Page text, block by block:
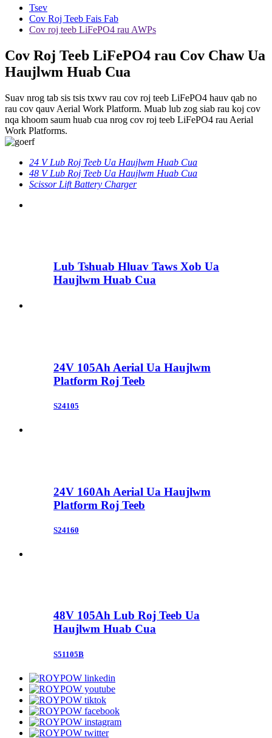
Tsev
Cov Roj Teeb Fais Fab
Cov roj teeb LiFePO4 rau AWPs
Cov Roj Teeb LiFePO4 rau Cov Chaw Ua
Haujlwm Huab Cua
Suav nrog tab sis tsis txwv rau cov roj teeb LiFePO4 hauv qab no
rau cov qauv Aerial Work Platform. Muab lub zog siab rau koj cov
nqa khoom saum huab cua nrog cov roj teeb LiFePO4 rau Aerial
Work Platforms.
24 V Lub Roj Teeb Ua Haujlwm Huab Cua
48 V Lub Roj Teeb Ua Haujlwm Huab Cua
Scissor Lift Battery Charger
Lub Tshuab Hluav Taws Xob Ua
Haujlwm Huab Cua
24V 105Ah Aerial Ua Haujlwm
Platform Roj Teeb
S24105
24V 160Ah Aerial Ua Haujlwm
Platform Roj Teeb
S24160
48V 105Ah Lub Roj Teeb Ua
Haujlwm Huab Cua
S51105B